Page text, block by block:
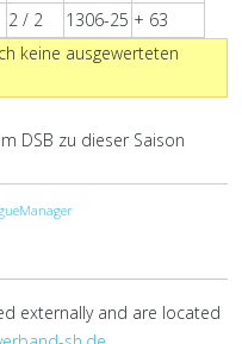
2 / 2 1306-25 + 63
keine ausgewerteten
DSB zu dieser Saison
externally and are located